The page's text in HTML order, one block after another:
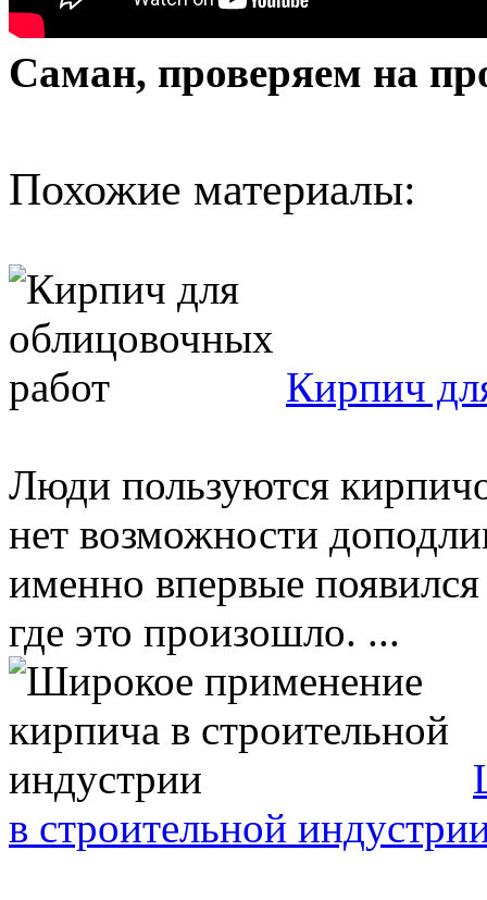
Саман, проверяем на
Похожие материалы:
Кирпич
Люди пользуются
нет возможности
именно впервые
где это произошло. ...
в строительной